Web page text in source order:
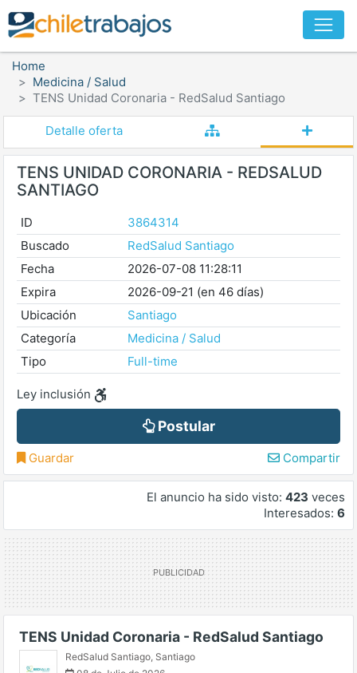
Home
Medicina / Salud
TENS Unidad Coronaria - RedSalud Santiago
Detalle oferta
TENS UNIDAD CORONARIA - REDSALUD
SANTIAGO
ID
3864314
Buscado
RedSalud Santiago
Fecha
2026-07-08 11:28:11
Expira
2026-09-21 (en 46 días)
Ubicación
Santiago
Categoría
Medicina / Salud
Tipo
Full-time
Ley inclusión
Postular
Guardar Compartir
El anuncio ha sido visto: 423 veces
Interesados: 6
TENS Unidad Coronaria - RedSalud Santiago
RedSalud Santiago, Santiago